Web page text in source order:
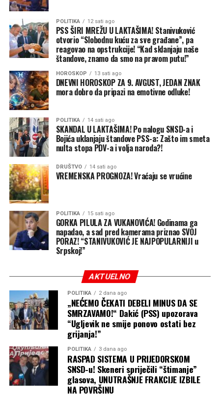
“Do pobjede je ove godine
stigla ekipa Velizar 2, a
posebno nam je drago što
smo i mi bili dio ovog
uspjeha. Dodatnu snagu i
lijepu atmosferu donijeli su
i Igor Radojičić i Nataša
Miljanović Zubac, koji su
svojim prisustvom uveličali
ovaj događaj i pobjedničku
priču. Čestitke svim
članovima ekipe na
zasluženom prvom
mjestu!”, poručuju iz PSS
Zvornik.
su drinska plaža i dobra hrana savršen recept za spajanje
ljudi, promociju turizma i očuvanje duha zajedništva u
Zvorniku.
Banjaluka24
POLITIKA 12 sati ago
PSS ŠIRI MREŽU U LAKTAŠIMA! Stanivuković
otvorio “Slobodnu kuću za sve građane”, pa
reagovao na opstrukcije! “Kad sklanjaju naše
štandove, znamo da smo na pravom putu!”
HOROSKOP 13 sati ago
DNEVNI HOROSKOP ZA 9. AVGUST, JEDAN ZNAK
mora dobro da pripazi na emotivne odluke!
POLITIKA 14 sati ago
SKANDAL U LAKTAŠIMA! Po nalogu SNSD-a i
Bojića uklanjaju štandove PSS-a: Zašto im smeta
nulta stopa PDV-a i volja naroda?!
DRUŠTVO 14 sati ago
VREMENSKA PROGNOZA! Vraćaju se vrućine
POLITIKA 15 sati ago
GORKA PILULA ZA VUKANOVIĆA! Godinama ga
napadao, a sad pred kamerama priznao SVOJ
PORAZ! “STANIVUKOVIĆ JE NAJPOPULARNIJI u
Srpskoj!”
AKTUELNO
POLITIKA 2 dana ago
„NEĆEMO ČEKATI DEBELI MINUS DA SE
SMRZAVAMO!“ Dakić (PSS) upozorava
“Ugljevik ne smije ponovo ostati bez
grijanja!”
POLITIKA 3 dana ago
RASPAD SISTEMA U PRIJEDORSKOM
SNSD-u! Skeneri spriječili “štimanje”
glasova, UNUTRAŠNJE FRAKCIJE IZBILE
NA POVRŠINU